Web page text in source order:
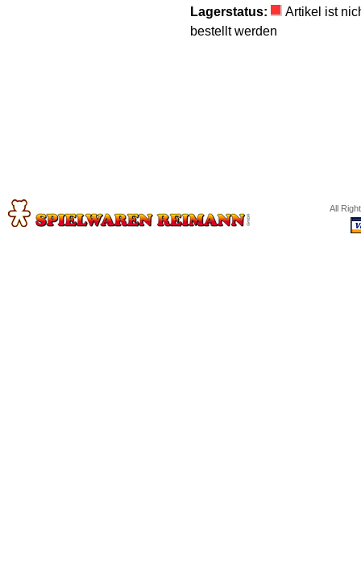
Lagerstatus:
Artikel ist
bestellt werden
All